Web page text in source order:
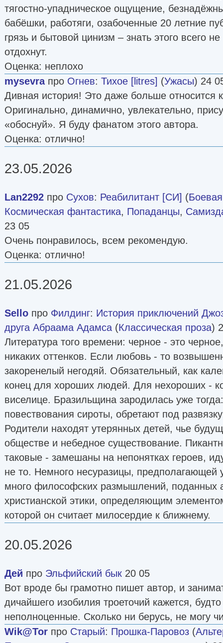
тягостно-упадническое ощущение,
бабёшки, работяги, озабоченные 20 летние
грязь и бытовой цинизм – знать этого всего
отдохнут.
Оценка: неплохо
mysevraпро Огнев: Тихое [litres] (Ужасы) 24
Дивная история! Это даже больше относится
Оригинально, динамично, увлекательно,
«обоснуй». Я буду фанатом этого автора.
Оценка: отлично!
23.05.2026
Lan2292 про Сухов: Реабилитант [СИ] (
Космическая фантастика, Попаданцы,
23 05
Очень понравилось, всем рекомендую.
Оценка: отлично!
21.05.2026
Sello про Филдинг: История приключений
друга Абраама Адамса (Классическая проза)
Литература того времени: черное - это
никаких оттенков. Если любовь - то
закоренелый негодяй. Обязательный, как
конец для хороших людей. Для нехороших -
виселице. Бразильщина зародилась уже
повествования сироты, обретают под
Родители находят утерянных детей, чье
обществе и небедное существование.
таковые - замешаны на непонятках героев,
не то. Немного несуразицы, предполагающей
много философских размышлений, поданных
христианской этики, определяющим
которой он считает милосердие к ближнему.
20.05.2026
Дей про Эльфийский бык 20 05
Вот вроде бы грамотно пишет автор, и
дичайшего изобилия троеточий кажется,
неполноценные. Сколько ни берусь, не могу
Wik@Tor про Старый: Прошка-Паровоз (